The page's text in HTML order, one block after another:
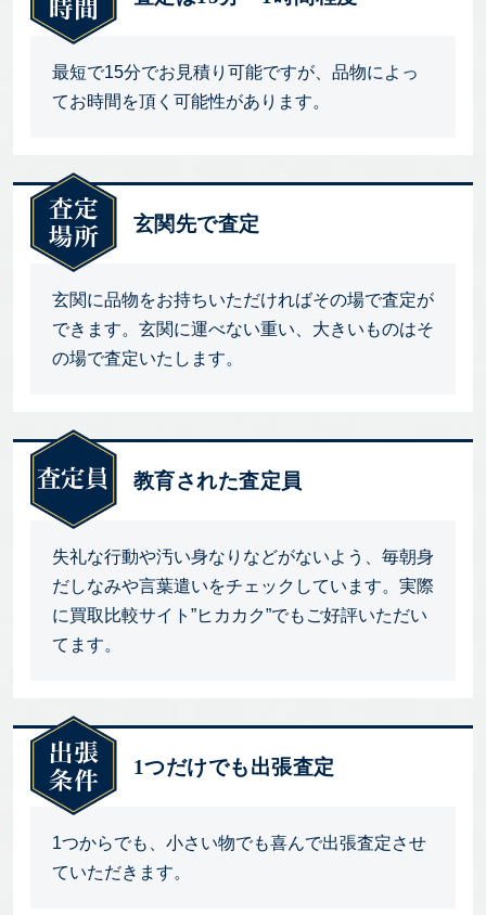
最短で15分でお見積り可能ですが、品物によっ
てお時間を頂く可能性があります。
玄関先で査定
玄関に品物をお持ちいただければその場で査定が
できます。玄関に運べない重い、大きいものはそ
の場で査定いたします。
教育された査定員
失礼な行動や汚い身なりなどがないよう、毎朝身
だしなみや言葉遣いをチェックしています。実際
に買取比較サイト”ヒカカク”でもご好評いただい
てます。
1つだけでも出張査定
1つからでも、小さい物でも喜んで出張査定させ
ていただきます。